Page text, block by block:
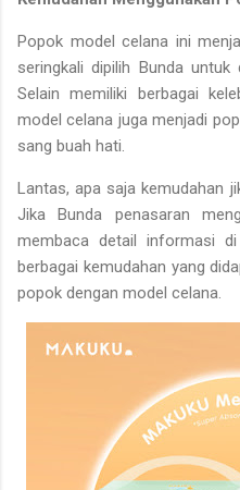
Popok model celana ini
seringkali dipilih Bunda
Selain memiliki berbagai
model celana juga menjadi
sang buah hati.
Lantas, apa saja kemudahan
Jika Bunda penasaran
membaca detail informasi
berbagai kemudahan yang
popok dengan model celana.